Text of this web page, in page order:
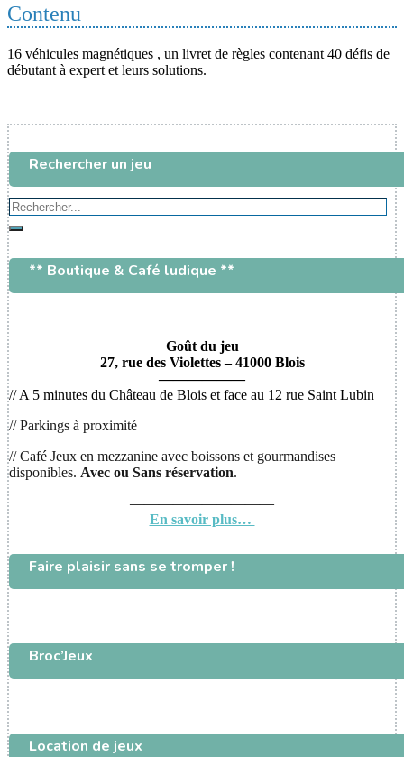
Contenu
16 véhicules magnétiques , un livret de règles contenant 40 défis de
débutant à expert et leurs solutions.
Rechercher un jeu
Rechercher...
Rechercher
** Boutique & Café ludique **
Goût du jeu
27, rue des Violettes – 41000 Blois
——————
// A 5 minutes du Château de Blois et face au 12 rue Saint Lubin
// Parkings à proximité
// Café Jeux en mezzanine avec boissons et gourmandises
disponibles. Avec ou Sans réservation.
——————————
En savoir plus…
Faire plaisir sans se tromper !
Broc’Jeux
Location de jeux